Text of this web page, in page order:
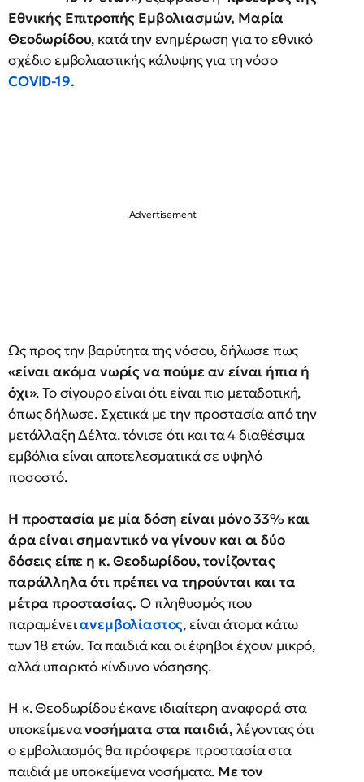
Εθνικής Επιτροπής Εμβολιασμών, Μαρία
Θεοδωρίδου, κατά την ενημέρωση για το εθνικό
σχέδιο εμβολιαστικής κάλυψης για τη νόσο
COVID-19.
Ως προς την βαρύτητα της νόσου, δήλωσε πως
«είναι ακόμα νωρίς να πούμε αν είναι ήπια ή
όχι». Το σίγουρο είναι ότι είναι πιο μεταδοτική,
όπως δήλωσε. Σχετικά με την προστασία από την
μετάλλαξη Δέλτα, τόνισε ότι και τα 4 διαθέσιμα
εμβόλια είναι αποτελεσματικά σε υψηλό
ποσοστό.
Η προστασία με μία δόση είναι μόνο 33% και
άρα είναι σημαντικό να γίνουν και οι δύο
δόσεις είπε η κ. Θεοδωρίδου, τονίζοντας
παράλληλα ότι πρέπει να τηρούνται και τα
μέτρα προστασίας. Ο πληθυσμός που
παραμένειανεμβολίαστος, είναι άτομα κάτω
των 18 ετών. Τα παιδιά και οι έφηβοι έχουν μικρό,
αλλά υπαρκτό κίνδυνο νόσησης.
Η κ. Θεοδωρίδου έκανε ιδιαίτερη αναφορά στα
υποκείμενανοσήματα στα παιδιά, λέγοντας ότι
ο εμβολιασμός θα πρόσφερε προστασία στα
παιδιά με υποκείμενα νοσήματα. Με τον